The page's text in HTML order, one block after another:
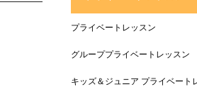
プライベートレッスン
グループプライベートレッスン
キッズ＆ジュニア プライベート